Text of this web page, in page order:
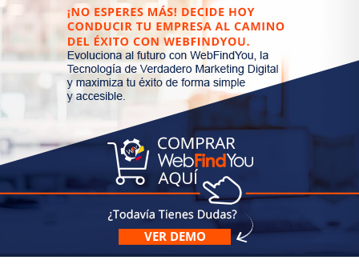
VER DEMO